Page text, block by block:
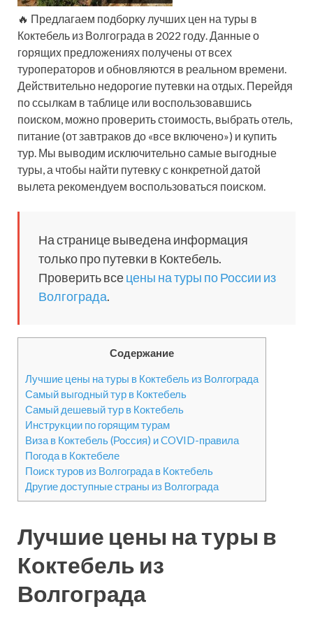
🔥 Предлагаем подборку лучших цен на туры в
Коктебель из Волгограда в 2022 году. Данные о
горящих предложениях получены от всех
туроператоров и обновляются в реальном времени.
Действительно недорогие путевки на отдых. Перейдя
по ссылкам в таблице или воспользовавшись
поиском, можно проверить стоимость, выбрать отель,
питание (от завтраков до «все включено») и купить
тур. Мы выводим исключительно самые выгодные
туры, а чтобы найти путевку с конкретной датой
вылета рекомендуем воспользоваться поиском.
На странице выведена информация
только про путевки в Коктебель.
Проверить всецены на туры по России из
Волгограда.
Содержание
Лучшие цены на туры в Коктебель из Волгограда
Самый выгодный тур в Коктебель
Самый дешевый тур в Коктебель
Инструкции по горящим турам
Виза в Коктебель (Россия) и COVID-правила
Погода в Коктебеле
Поиск туров из Волгограда в Коктебель
Другие доступные страны из Волгограда
Лучшие цены на туры в
Коктебель из
Волгограда